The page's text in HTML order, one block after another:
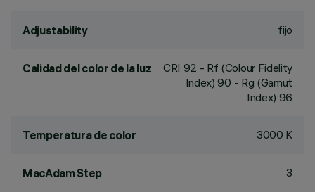
Adjustability fijo
Calidad del color de la luz CRI 92 - Rf (Colour Fidelity
Index) 90 - Rg (Gamut
Index) 96
Temperatura de color 3000 K
MacAdam Step 3